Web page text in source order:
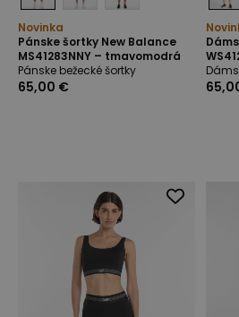
Novinka
Pánske šortky New Balance
MS41283NNY – tmavomodrá
Pánske bežecké šortky
65,00 €